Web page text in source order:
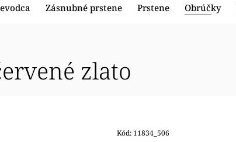
Zásnubné prstene Prstene Obrúčky
zlato
Kód: 11834_506